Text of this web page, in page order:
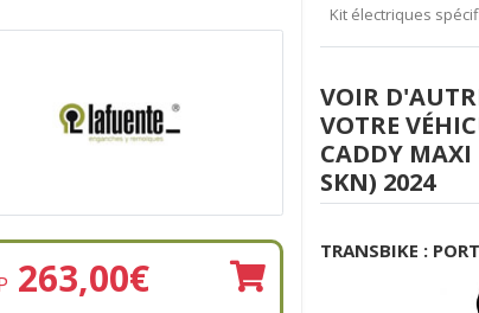
263,00€
Kit électriques
VOIR
VOTRE
CADDY MAXI
SKN) 2024
TRANSBIKE :